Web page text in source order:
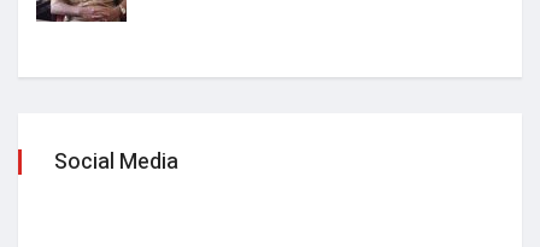
Social Media